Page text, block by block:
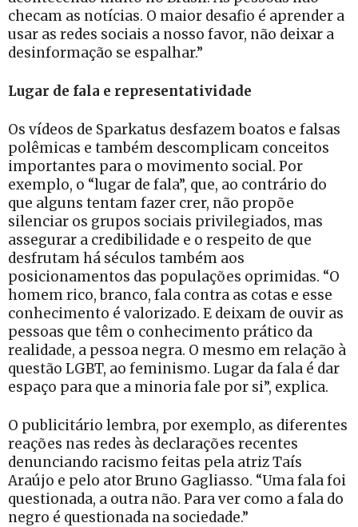
checam as notícias. O maior desafio é aprender a
usar as redes sociais a nosso favor, não deixar a
desinformação se espalhar.”
Lugar de fala e representatividade
Os vídeos de Sparkatus desfazem boatos e falsas
polêmicas e também descomplicam conceitos
importantes para o movimento social. Por
exemplo, o “lugar de fala”, que, ao contrário do
que alguns tentam fazer crer, não propõe
silenciar os grupos sociais privilegiados, mas
assegurar a credibilidade e o respeito de que
desfrutam há séculos também aos
posicionamentos das populações oprimidas. “O
homem rico, branco, fala contra as cotas e esse
conhecimento é valorizado. E deixam de ouvir as
pessoas que têm o conhecimento prático da
realidade, a pessoa negra. O mesmo em relação à
questão LGBT, ao feminismo. Lugar da fala é dar
espaço para que a minoria fale por si”, explica.
O publicitário lembra, por exemplo, as diferentes
reações nas redes às declarações recentes
denunciando racismo feitas pela atriz Taís
Araújo e pelo ator Bruno Gagliasso. “Uma fala foi
questionada, a outra não. Para ver como a fala do
negro é questionada na sociedade.”